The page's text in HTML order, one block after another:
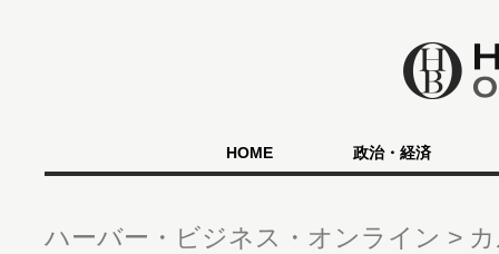
HOME 政治・経済
ハーバー・ビジネス・オンライン